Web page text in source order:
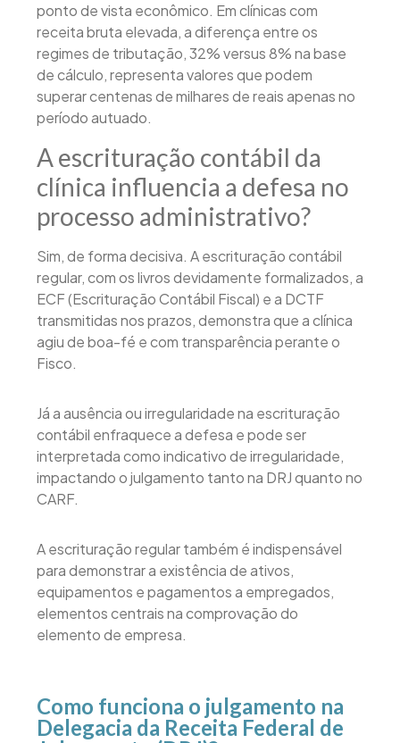
ponto de vista econômico. Em clínicas com
receita bruta elevada, a diferença entre os
regimes de tributação, 32% versus 8% na base
de cálculo, representa valores que podem
superar centenas de milhares de reais apenas no
período autuado.
A escrituração contábil da
clínica influencia a defesa no
processo administrativo?
Sim, de forma decisiva. A escrituração contábil
regular, com os livros devidamente formalizados, a
ECF (Escrituração Contábil Fiscal) e a DCTF
transmitidas nos prazos, demonstra que a clínica
agiu de boa-fé e com transparência perante o
Fisco.
Já a ausência ou irregularidade na escrituração
contábil enfraquece a defesa e pode ser
interpretada como indicativo de irregularidade,
impactando o julgamento tanto na DRJ quanto no
CARF.
A escrituração regular também é indispensável
para demonstrar a existência de ativos,
equipamentos e pagamentos a empregados,
elementos centrais na comprovação do
elemento de empresa.
Como funciona o julgamento na
Delegacia da Receita Federal de